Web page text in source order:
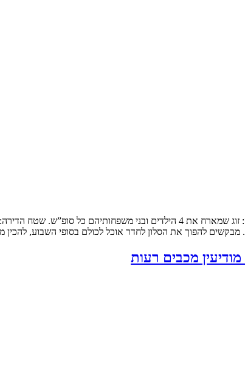
להפוך את הסלון לחדר אוכל לכולם בסופי השבוע, להכין
מודיעין מכבים רעות